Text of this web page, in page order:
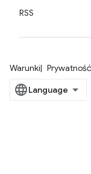
RSS
Warunki Prywatność